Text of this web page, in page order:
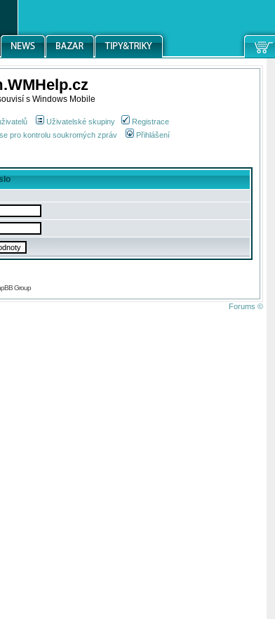
s Windows Mobile
Uživatelské skupiny
Registrace
pro kontrolu soukromých zpráv Přihlášení
Group
Forums ©